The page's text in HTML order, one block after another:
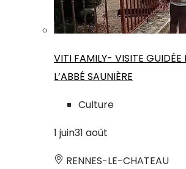
VITI FAMILY- VISITE
L’ABBÉ SAUNIÈRE
Culture
1 juin31 août
RENNES-LE-CHATEAU